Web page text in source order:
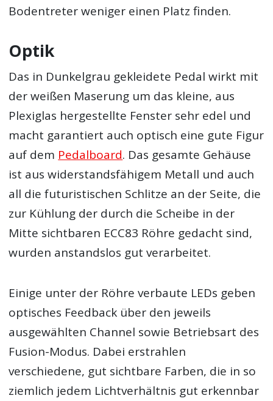
Bodentreter weniger einen Platz finden.
Optik
Das in Dunkelgrau gekleidete Pedal wirkt mit
der weißen Maserung um das kleine, aus
Plexiglas hergestellte Fenster sehr edel und
macht garantiert auch optisch eine gute Figur
auf dem Pedalboard. Das gesamte Gehäuse
ist aus widerstandsfähigem Metall und auch
all die futuristischen Schlitze an der Seite, die
zur Kühlung der durch die Scheibe in der
Mitte sichtbaren ECC83 Röhre gedacht sind,
wurden anstandslos gut verarbeitet.
Einige unter der Röhre verbaute LEDs geben
optisches Feedback über den jeweils
ausgewählten Channel sowie Betriebsart des
Fusion-Modus. Dabei erstrahlen
verschiedene, gut sichtbare Farben, die in so
ziemlich jedem Lichtverhältnis gut erkennbar